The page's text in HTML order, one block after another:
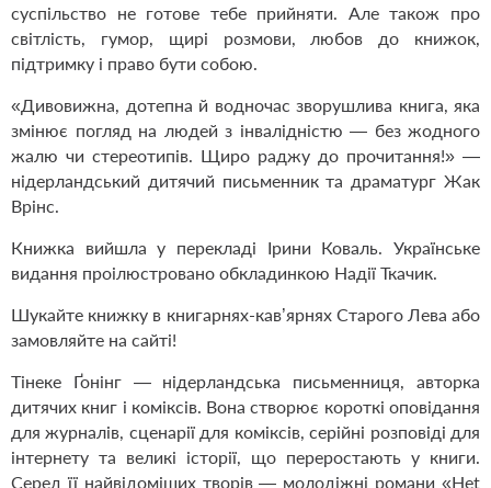
суспільство не готове тебе прийняти. Але також про
світлість, гумор, щирі розмови, любов до книжок,
підтримку і право бути собою.
«Дивовижна, дотепна й водночас зворушлива книга, яка
змінює погляд на людей з інвалідністю — без жодного
жалю чи стереотипів. Щиро раджу до прочитання!» —
нідерландський дитячий письменник та драматург Жак
Врінс.
Книжка вийшла у перекладі Ірини Коваль. Українське
видання проілюстровано обкладинкою Надії Ткачик.
Шукайте книжку в книгарнях-кав’ярнях Старого Лева або
замовляйте на сайті!
Тінеке Ґонінг — нідерландська письменниця, авторка
дитячих книг і коміксів. Вона створює короткі оповідання
для журналів, сценарії для коміксів, серійні розповіді для
інтернету та великі історії, що переростають у книги.
Серед її найвідоміших творів — молодіжні романи «Het